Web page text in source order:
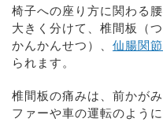
椅子への座り方に関わる
大きく分けて、椎間板（つ
かんかんせつ）、 仙腸関節
られます。
椎間板の痛みは、前かが
ファーや車の運転のよう